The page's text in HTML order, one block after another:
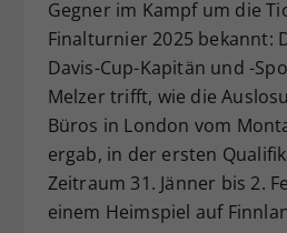
Gegner im Kampf um die
Finalturnier 2025 bekannt:
Davis-Cup-Kapitän und -
Melzer trifft, wie die
Büros in London vom
ergab, in der ersten
Zeitraum 31. Jänner bis 2.
einem Heimspiel auf
Webseiten-
hat.